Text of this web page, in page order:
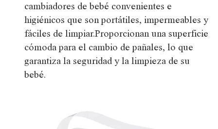
cambiadores de bebé convenientes e
higiénicos que son portátiles, impermeables y
fáciles de limpiar.Proporcionan una superficie
cómoda para el cambio de pañales, lo que
garantiza la seguridad y la limpieza de su
bebé.